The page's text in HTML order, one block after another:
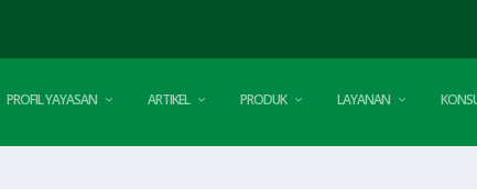
PROFIL YAYASAN ARTIKEL PRODUK LAYANAN